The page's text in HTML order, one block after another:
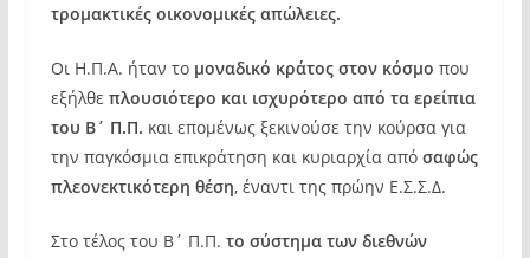
τρομακτικές οικονομικές απώλειες.
Οι Η.Π.Α. ήταν το μοναδικό κράτος στον κόσμο που
εξήλθε πλουσιότερο και ισχυρότερο από τα ερείπια
του Β΄ Π.Π. και επομένως ξεκινούσε την κούρσα για
την παγκόσμια επικράτηση και κυριαρχία από σαφώς
πλεονεκτικότερη θέση, έναντι της πρώην Ε.Σ.Σ.Δ.
Στο τέλος του Β΄ Π.Π. το σύστημα των διεθνών